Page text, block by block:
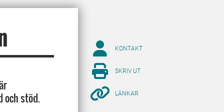
och stöd.
KONTAKT
SKRIV UT
LÄNKAR